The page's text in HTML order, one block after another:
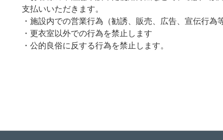
支払いいただきます。
・施設内での営業行為（勧誘、販売、広告、宣伝行為
・更衣室以外での行為を禁止します
・公的良俗に反する行為を禁止します。